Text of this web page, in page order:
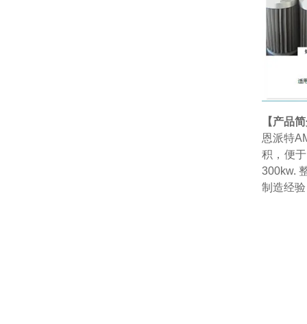
【产品
恩派特
积，便
300kw.
制造经